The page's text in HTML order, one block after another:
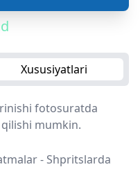
Xususiyatlari
fotosuratda
mumkin.
- Shpritslarda